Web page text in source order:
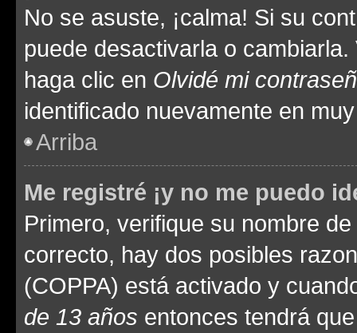
No se asuste, ¡calma! Si su
puede desactivarla o
haga clic en Olvidé mi
identificado nuevamente en
Arriba
Me registré ¡y no me puedo
Primero, verifique su nombre
correcto, hay dos posibles
(COPPA) está activado y
de 13 años entonces tendrá